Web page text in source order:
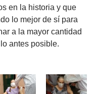
en la historia y que
lo mejor de sí para
a la mayor cantidad
antes posible.